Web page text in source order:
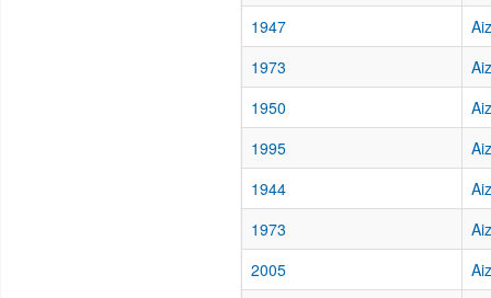
1947
1973
1950
1995
1944
1973
2005